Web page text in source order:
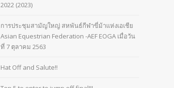
2022 (2023)
การประชุมสามัญใหญ่ สหพันธ์กีฬาขี่ม้าแห่งเอเชีย
Asian Equestrian Federation -AEF EOGA เมื่อวัน
ที่ 7 ตุลาคม 2563
Hat Off and Salute!!